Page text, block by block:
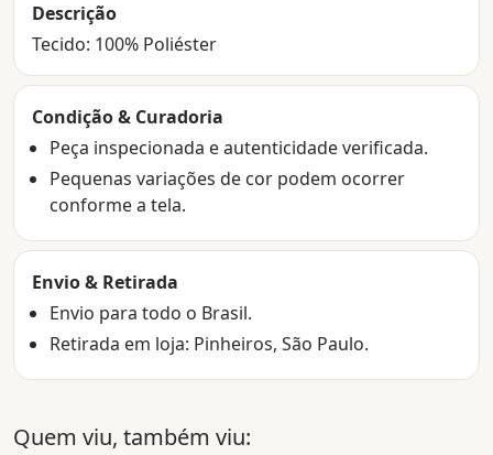
Descrição
Tecido: 100% Poliéster
Condição & Curadoria
Peça inspecionada e autenticidade verificada.
Pequenas variações de cor podem ocorrer
conforme a tela.
Envio & Retirada
Envio para todo o Brasil.
Retirada em loja: Pinheiros, São Paulo.
Quem viu, também viu: